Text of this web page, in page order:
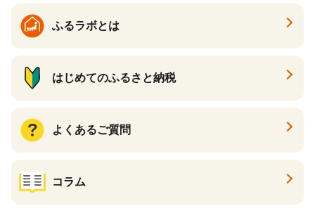
ふるラボとは
はじめてのふるさと納税
よくあるご質問
コラム